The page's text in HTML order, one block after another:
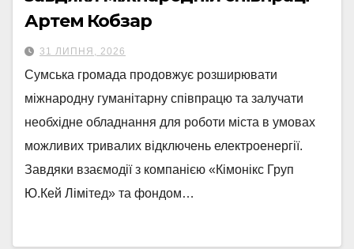
Артем Кобзар
31 ЛИПНЯ, 2026
Сумська громада продовжує розширювати
міжнародну гуманітарну співпрацю та залучати
необхідне обладнання для роботи міста в умовах
можливих тривалих відключень електроенергії.
Завдяки взаємодії з компанією «Кімонікс Груп
Ю.Кей Лімітед» та фондом…